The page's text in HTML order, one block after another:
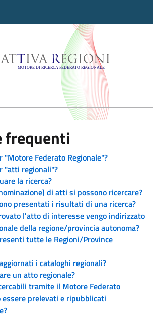
Regioni -
frequenti
"Motore Federato Regionale"?
"atti regionali"?
la ricerca?
di atti si possono ricercare?
presentati i risultati di una ricerca?
l'atto di interesse vengo indirizzato
della regione/provincia autonoma?
tutte le Regioni/Province
i cataloghi regionali?
un atto regionale?
tramite il Motore Federato
essere prelevati e ripubblicati